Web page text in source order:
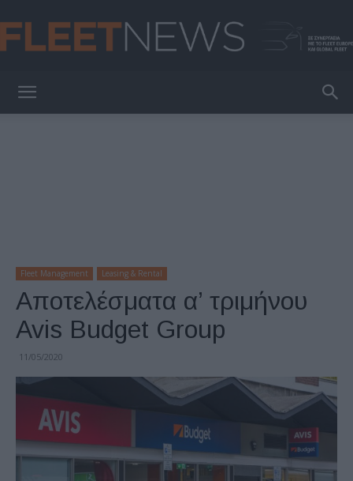
Fleet Management Leasing & Rental
Αποτελέσματα α’ τριμήνου
Avis Budget Group
11/05/2020